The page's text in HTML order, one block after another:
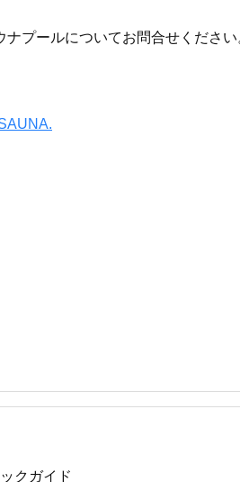
プールについてお問合せください
クガイド